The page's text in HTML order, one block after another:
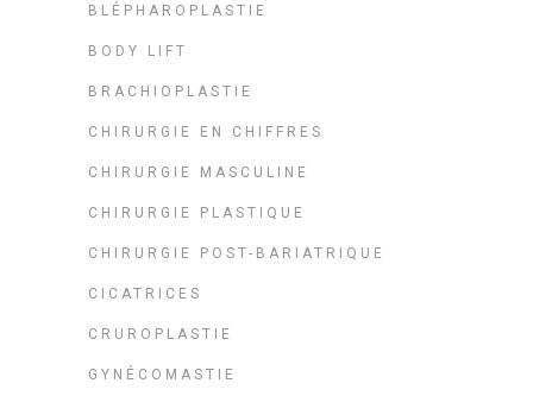
BLÉPHAROPLASTIE
BODY LIFT
BRACHIOPLASTIE
CHIRURGIE EN CHIFFRES
CHIRURGIE MASCULINE
CHIRURGIE PLASTIQUE
CHIRURGIE POST-BARIATRIQUE
CICATRICES
CRUROPLASTIE
GYNÉCOMASTIE